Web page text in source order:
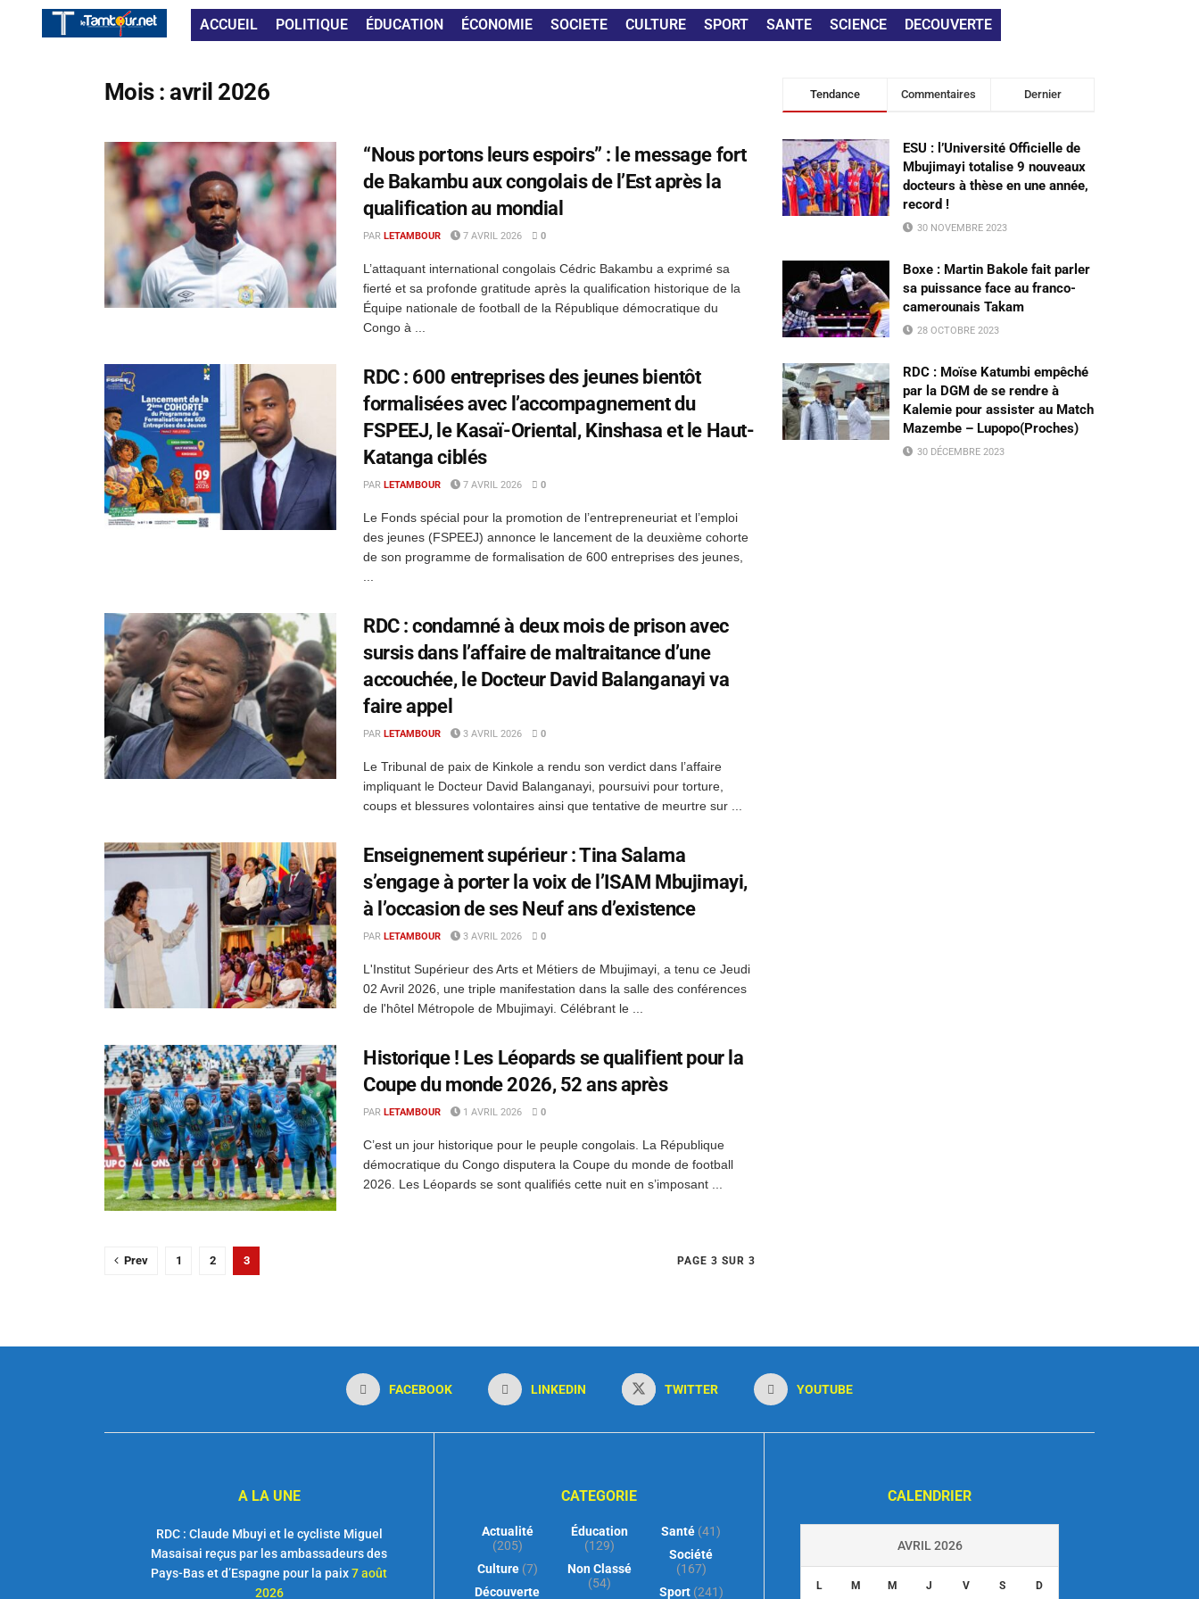
ACCUEIL POLITIQUE ÉDUCATION ÉCONOMIE SOCIETE CULTURE SPORT SANTE SCIENCE DECOUVERTE
Mois :avril 2026
“Nous portons leurs espoirs” : le message fort
de Bakambu aux congolais de l’Est après la
qualification au mondial
PAR LETAMBOUR 7 AVRIL 2026 0
L’attaquant international congolais Cédric Bakambu a exprimé sa
fierté et sa profonde gratitude après la qualification historique de la
Équipe nationale de football de la République démocratique du
Congo à ...
RDC : 600 entreprises des jeunes bientôt
formalisées avec l’accompagnement du
FSPEEJ, le Kasaï-Oriental, Kinshasa et le Haut-
Katanga ciblés
PAR LETAMBOUR 7 AVRIL 2026 0
Le Fonds spécial pour la promotion de l’entrepreneuriat et l’emploi
des jeunes (FSPEEJ) annonce le lancement de la deuxième cohorte
de son programme de formalisation de 600 entreprises des jeunes,
RDC : condamné à deux mois de prison avec
sursis dans l’affaire de maltraitance d’une
accouchée, le Docteur David Balanganayi va
faire appel
PAR LETAMBOUR 3 AVRIL 2026 0
Le Tribunal de paix de Kinkole a rendu son verdict dans l’affaire
impliquant le Docteur David Balanganayi, poursuivi pour torture,
coups et blessures volontaires ainsi que tentative de meurtre sur ...
Enseignement supérieur : Tina Salama
s’engage à porter la voix de l’ISAM Mbujimayi,
à l’occasion de ses Neuf ans d’existence
PAR LETAMBOUR 3 AVRIL 2026 0
L'Institut Supérieur des Arts et Métiers de Mbujimayi, a tenu ce Jeudi
02 Avril 2026, une triple manifestation dans la salle des conférences
de l'hôtel Métropole de Mbujimayi. Célébrant le ...
Historique ! Les Léopards se qualifient pour la
Coupe du monde 2026, 52 ans après
PAR LETAMBOUR 1 AVRIL 2026 0
C’est un jour historique pour le peuple congolais. La République
démocratique du Congo disputera la Coupe du monde de football
2026. Les Léopards se sont qualifiés cette nuit en s’imposant ...
PAGE 3 SUR 3
Prev 1 2 3
Tendance Commentaires Dernier
ESU : l’Université Officielle de
Mbujimayi totalise 9 nouveaux
docteurs à thèse en une année,
record !
30 NOVEMBRE 2023
Boxe : Martin Bakole fait parler
sa puissance face au franco-
camerounais Takam
28 OCTOBRE 2023
RDC : Moïse Katumbi empêché
par la DGM de se rendre à
Kalemie pour assister au Match
Mazembe – Lupopo(Proches)
30 DÉCEMBRE 2023
FACEBOOK LINKEDIN TWITTER YOUTUBE
A LA UNE
RDC : Claude Mbuyi et le cycliste Miguel
Masaisai reçus par les ambassadeurs des
Pays-Bas et d’Espagne pour la paix7 août
2026
CATEGORIE
Actualité
(205)
Culture(7)
Découverte
Éducation
(129)
Non Classé
(54)
Santé (41)
Société
(167)
Sport(241)
CALENDRIER
AVRIL 2026
L M M J V S D